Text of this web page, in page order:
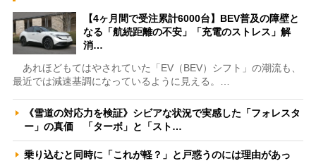
【4ヶ月間で受注累計6000台】BEV普及の障壁と
なる「航続距離の不安」「充電のストレス」解
消…
あれほどもてはやされていた「EV（BEV）シフト」の潮流も、
最近では減速基調になっているように見える。…
《雪道の対応力を検証》シビアな状況で実感した「フォレスタ
ー」の真価 「ターボ」と「スト…
乗り込むと同時に「これが軽？」と戸惑うのには理由があっ